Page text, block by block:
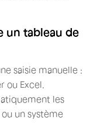
un tableau de
saisie manuelle :
ou Excel.
les
un système